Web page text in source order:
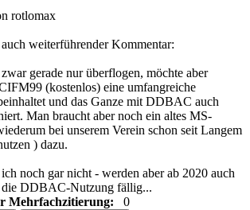
rotlomax
weiterführender Kommentar:
gerade nur überflogen, möchte aber
(kostenlos) eine umfangreiche
und das Ganze mit DDBAC auch
Man braucht aber noch ein altes MS-
bei unserem Verein schon seit Langem
) dazu.
noch gar nicht - werden aber ab 2020 auch
die DDBAC-Nutzung fällig...
Mehrfachzitierung:
0